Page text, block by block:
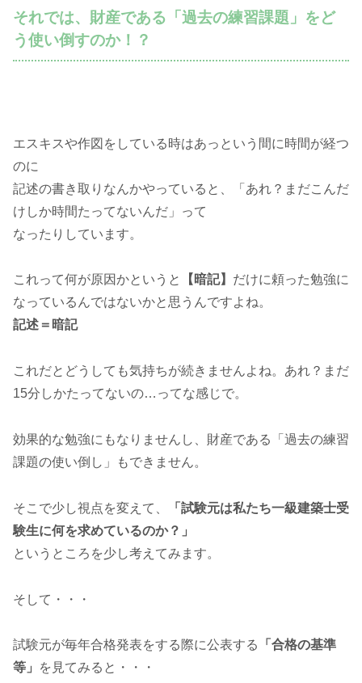
それでは、財産である「過去の練習課題」をど
う使い倒すのか！？
エスキスや作図をしている時はあっという間に時間が経つ
のに
記述の書き取りなんかやっていると、「あれ？まだこんだ
けしか時間たってないんだ」って
なったりしています。
これって何が原因かというと 【暗記】 だけに頼った勉強に
なっているんではないかと思うんですよね。
記述＝暗記
これだとどうしても気持ちが続きませんよね。あれ？まだ
15分しかたってないの…ってな感じで。
効果的な勉強にもなりませんし、財産である「過去の練習
課題の使い倒し」もできません。
そこで少し視点を変えて、
「試験元は私たち一級建築士受
験生に何を求めているのか？」
というところを少し考えてみます。
そして・・・
試験元が毎年合格発表をする際に公表する
「合格の基準
等」
を見てみると・・・